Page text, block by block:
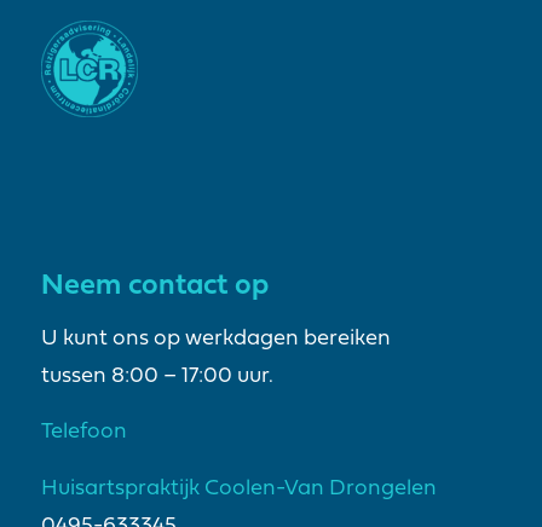
Neem contact op
U kunt ons op werkdagen bereiken
tussen 8:00 – 17:00 uur.
Telefoon
Huisartspraktijk Coolen-Van Drongelen